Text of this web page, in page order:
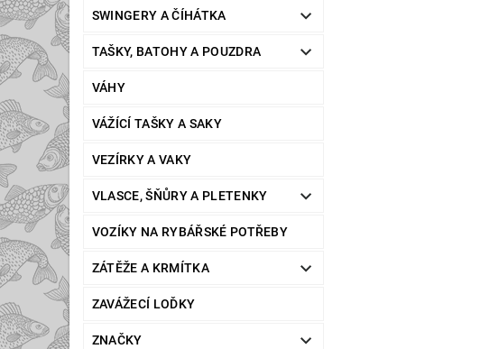
SWINGERY A ČÍHÁTKA
TAŠKY, BATOHY A POUZDRA
VÁHY
VÁŽÍCÍ TAŠKY A SAKY
VEZÍRKY A VAKY
VLASCE, ŠŇŮRY A PLETENKY
VOZÍKY NA RYBÁŘSKÉ POTŘEBY
ZÁTĚŽE A KRMÍTKA
ZAVÁŽECÍ LOĎKY
ZNAČKY